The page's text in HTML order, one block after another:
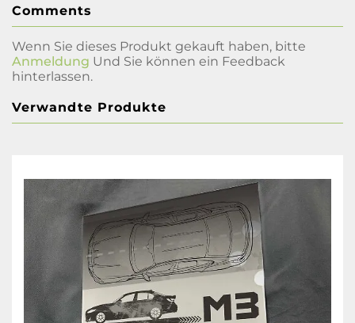
Comments
Wenn Sie dieses Produkt gekauft haben, bitte
Anmeldung Und Sie können ein Feedback
hinterlassen.
Verwandte Produkte